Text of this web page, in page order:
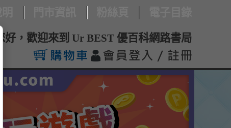
您好，歡迎來到 Ur BEST 優百科網路書局